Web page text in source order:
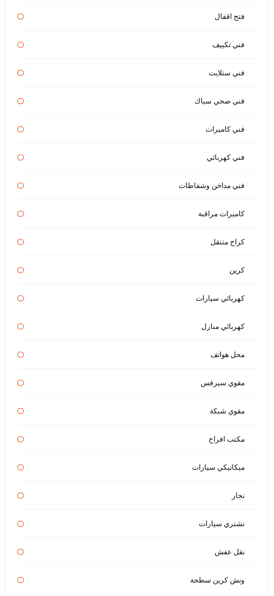
فتح اقفال
فني تكييف
فني ستلايت
فني صحي سباك
فني كاميرات
فني كهربائي
فني مداخن وشفاطات
كاميرات مراقبة
كراج متنقل
كرين
كهربائي سيارات
كهربائي منازل
محل هواتف
مقوي سيرفس
مقوي شبكة
مكتب افراح
ميكانيكي سيارات
نجار
نشتري سيارات
نقل عفش
ونش كرين سطحة